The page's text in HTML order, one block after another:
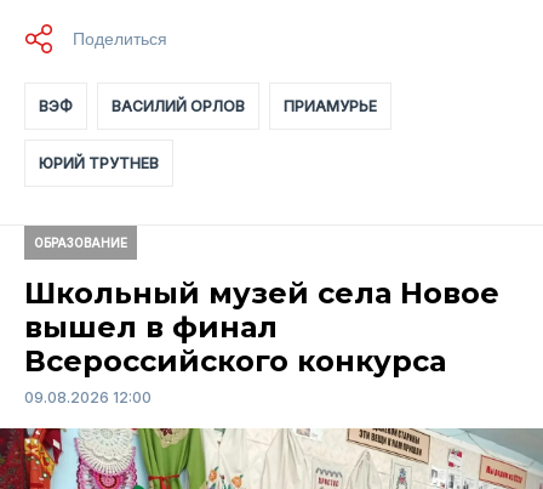
ВЭФ ВАСИЛИЙ ОРЛОВ ПРИАМУРЬЕ
ЮРИЙ ТРУТНЕВ
ОБРАЗОВАНИЕ
Школьный музей села Новое
вышел в финал
Всероссийского конкурса
09.08.2026 12:00